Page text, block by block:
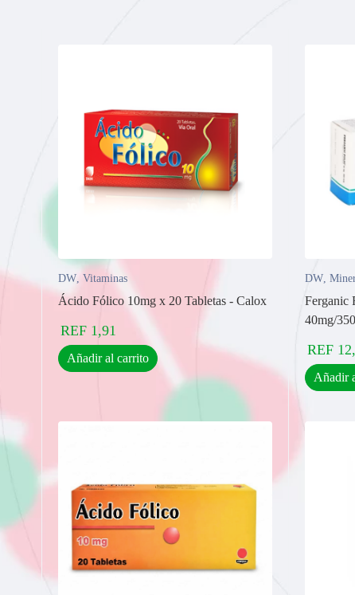
DW, Vitaminas
Ácido Fólico 10mg x 20 Tabletas - Calox
REF 1,91
Añadir al carrito
DW,
Ferganic
40mg/
REF
Añadir